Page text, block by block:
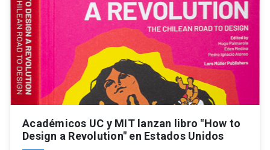
Académicos UC y MIT lanzan libro "How to
Design a Revolution" en Estados Unidos